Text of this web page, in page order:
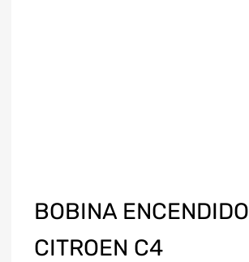
BOBINA ENCENDIDO
CITROEN C4